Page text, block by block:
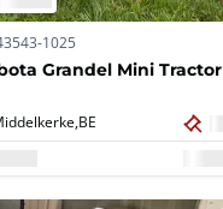
1025
Grandel Mini Tractor
BE